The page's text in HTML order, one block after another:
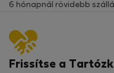
6 hónapnál rövidebb
Frissítse a